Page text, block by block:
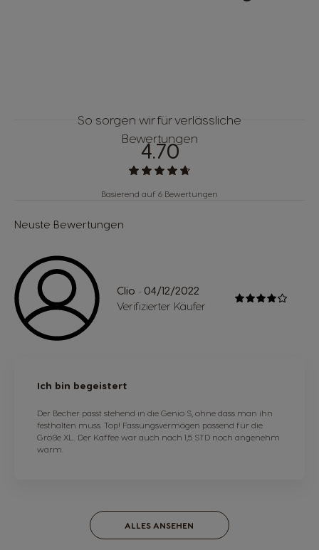
So sorgen wir für verlässliche
Bewertungen
4.70
Basierend auf 6 Bewertungen
Neuste Bewertungen
Clio - 04/12/2022
Verifizierter Käufer
Ich bin begeistert
Der Becher passt stehend in die Genio S, ohne dass man ihn
festhalten muss. Top! Fassungsvermögen passend für die
Größe XL.. Der Kaffee war auch nach 1,5 STD noch angenehm
warm.
ALLES ANSEHEN